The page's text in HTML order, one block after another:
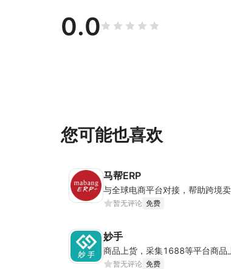
0.0
您可能也喜欢
马帮ERP
暂无评论 免费
妙手
暂无评论 免费